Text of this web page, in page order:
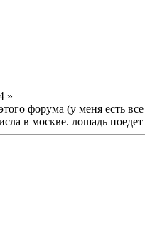
»
форума (у меня есть
в москве. лошадь